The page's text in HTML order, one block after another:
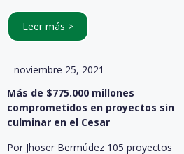
Leer más >
noviembre 25, 2021
Más de $775.000 millones
comprometidos en proyectos sin
culminar en el Cesar
Por Jhoser Bermúdez 105 proyectos